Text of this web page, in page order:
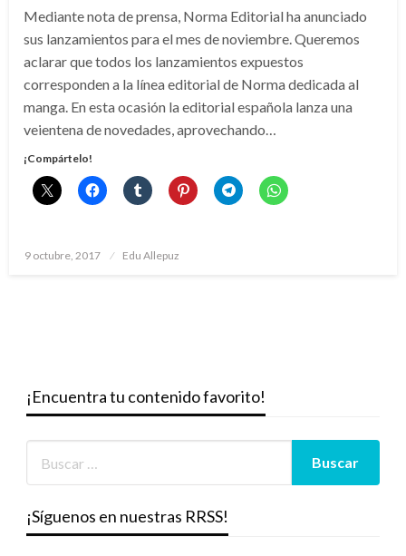
Mediante nota de prensa, Norma Editorial ha anunciado
sus lanzamientos para el mes de noviembre. Queremos
aclarar que todos los lanzamientos expuestos
corresponden a la línea editorial de Norma dedicada al
manga. En esta ocasión la editorial española lanza una
veientena de novedades, aprovechando…
¡Compártelo!
Publicado
9 octubre, 2017 Edu Allepuz
¡Encuentra tu contenido favorito!
¡Síguenos en nuestras RRSS!